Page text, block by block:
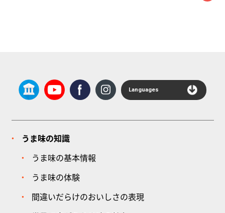
Languages
うま味の知識
うま味の基本情報
うま味の体験
間違いだらけのおいしさの表現